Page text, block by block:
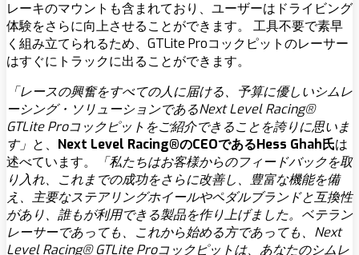
レーキのマウントも含まれており、ユーザーはドライビング
体験をさらに向上させることができます。 工具不要で素早
く組み立てられるため、GTLite Proコックピットのレーサー
はすぐにトラックに出ることができます。
「レースの興奮をすべての人に届ける、予算に優しいシムレ
ーシング・ソリューションであるNext Level Racing®
GTLite Proコックピットをご紹介できることを誇りに思いま
す」 と、 Next Level Racing®のCEOであるHess Ghah氏は
述べています。
「私たちはお客様からのフィードバックを取
り入れ、これまでの成功をさらに改善し、豊富な機能を備
え、主要なステアリングホイールやペダルブランドと互換性
があり、誰もが利用できる製品を作り上げました。ベテラン
レーサーであっても、これから始める方であっても、Next
Level Racing® GTLite Proコックピットは、あなたのシムレ